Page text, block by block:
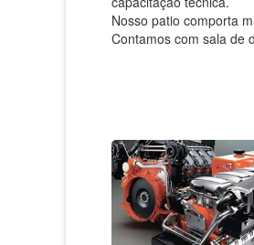
Nosso patio comporta
Contamos com sala de